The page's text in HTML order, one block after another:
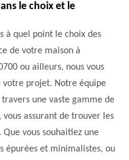
le choix et le
à quel point le choix des
de votre maison à
ou ailleurs, nous vous
votre projet. Notre équipe
une vaste gamme de
assurant de trouver les
vous souhaitiez une
épurées et minimalistes, ou